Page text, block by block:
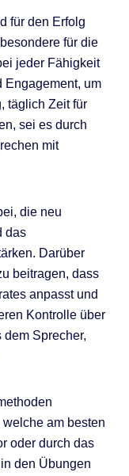
für den Erfolg
für die
jeder Fähigkeit
Engagement, um
täglich Zeit für
sei es durch
mit
die neu
das
Darüber
beitragen, dass
anpasst und
Kontrolle über
Sprecher,
am besten
oder durch das
den Übungen